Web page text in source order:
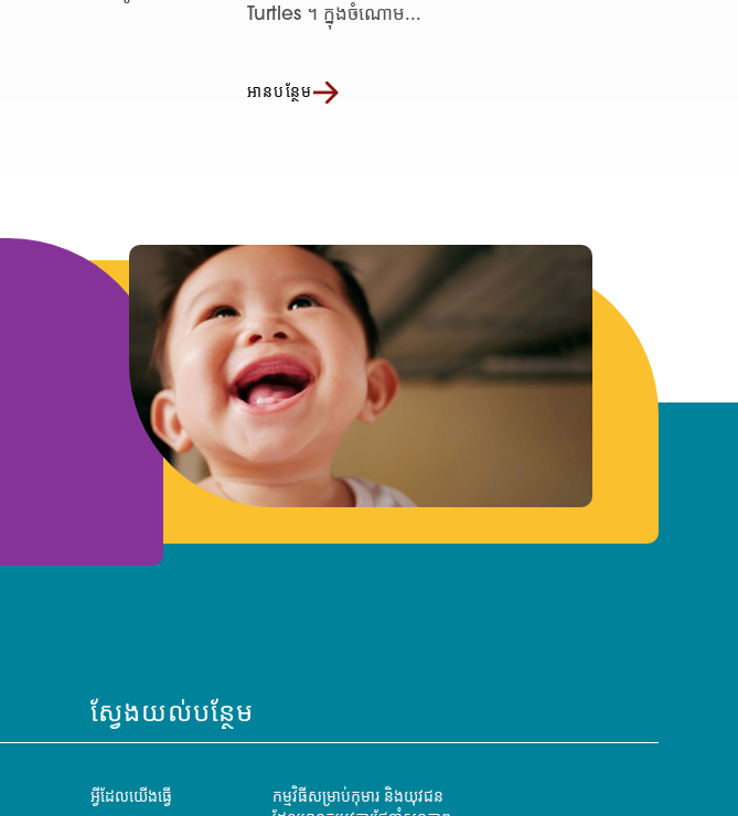
Turtles ។ ក្នុងចំណោម...
អានបន្ថែម
ស្វែងយល់បន្ថែម
អ្វីដែលយើងធ្វើ
កម្មវិធីសម្រាប់កុមារ និងយុវជន